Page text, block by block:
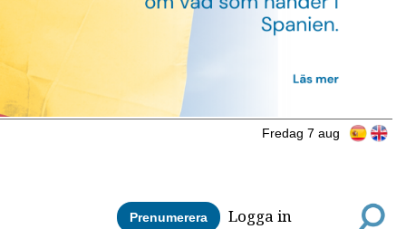
Fredag 7 aug
Prenumerera Logga in